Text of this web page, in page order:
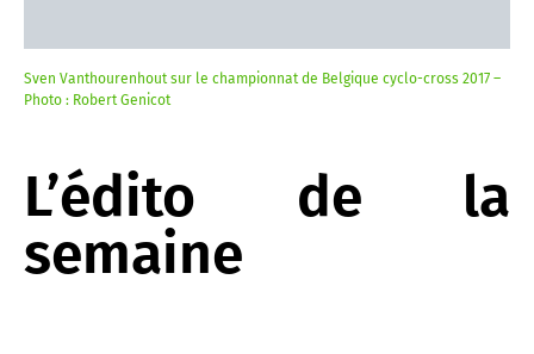
Sven Vanthourenhout sur le championnat de Belgique cyclo-cross 2017 –
Photo : Robert Genicot
L’édito de la
semaine